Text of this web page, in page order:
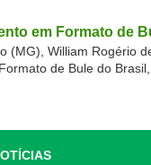
em Formato de
(MG), William Rogério
de Bule do